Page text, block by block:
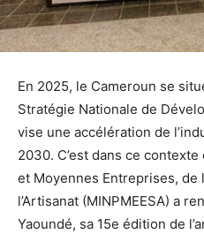
En 2025, le Cameroun se
Stratégie Nationale de
vise une accélération de
2030. C’est dans ce
et Moyennes Entreprises, de
l’Artisanat (MINPMEESA) a
Yaoundé, sa 15e édition de